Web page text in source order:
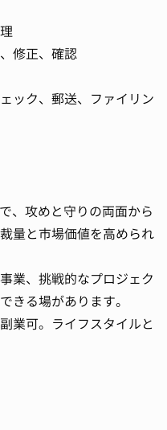
修正、確認
ック、郵送、ファイリン
、攻めと守りの両面から
量と市場価値を高められ
業、挑戦的なプロジェク
きる場があります。
業可。ライフスタイルと